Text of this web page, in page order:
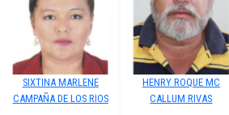
SIXTINA MARLENE
CAMPAÑA DE LOS RIOS
HENRY ROQUE MC
CALLUM RIVAS